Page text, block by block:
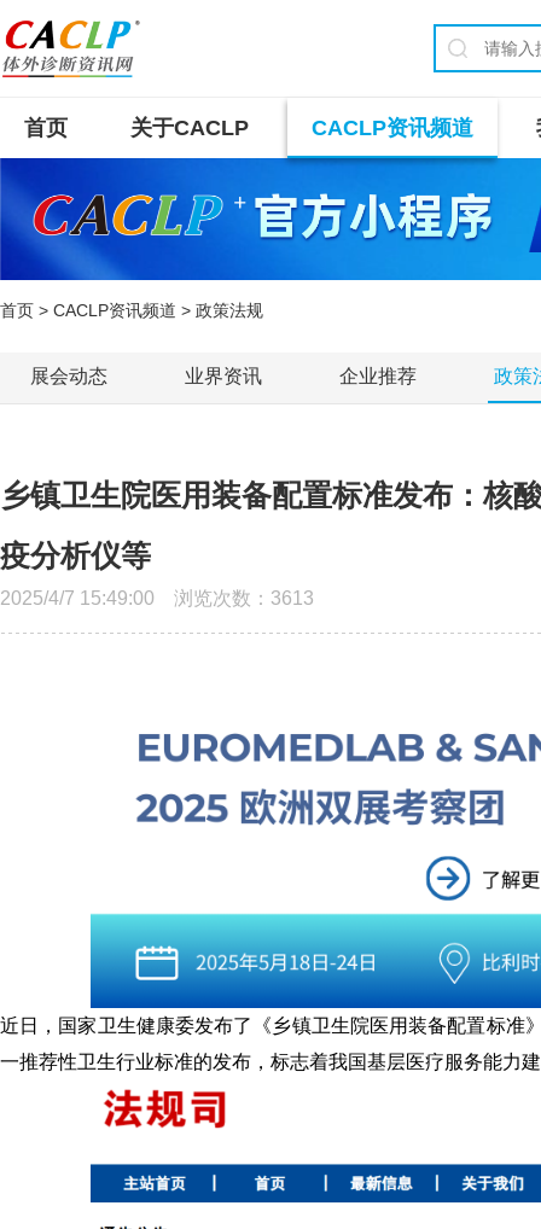
首页 关于CACLP CACLP资讯频道
首页 > CACLP资讯频道 > 政策法规
展会动态 业界资讯 企业推荐 政策
乡镇卫生院医用装备配置标准发布：核
疫分析仪等
2025/4/7 15:49:00 浏览次数： 3613
近日，国家卫生健康委发布了《乡镇卫生院医用装备配置标
一推荐性卫生行业标准的发布，标志着我国基层医疗服务能力